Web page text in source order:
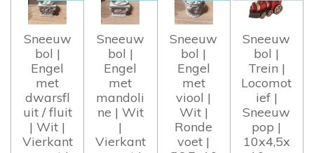
Sneeuw
bol |
Engel
met
dwarsfl
uit / fluit
| Wit |
Vierkant
Sneeuw
bol |
Engel
met
mandoli
ne | Wit
|
Vierkant
Sneeuw
bol |
Engel
met
viool |
Wit |
Ronde
voet |
Sneeuw
bol |
Trein |
Locomot
ief |
Sneeuw
pop |
10x4,5x